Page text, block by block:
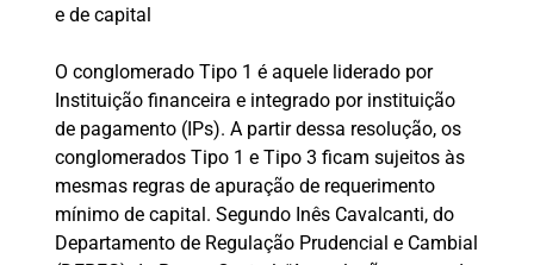
e de capital
O conglomerado Tipo 1 é aquele liderado por
Instituição financeira e integrado por instituição
de pagamento (IPs). A partir dessa resolução, os
conglomerados Tipo 1 e Tipo 3 ficam sujeitos às
mesmas regras de apuração de requerimento
mínimo de capital. Segundo Inês Cavalcanti, do
Departamento de Regulação Prudencial e Cambial